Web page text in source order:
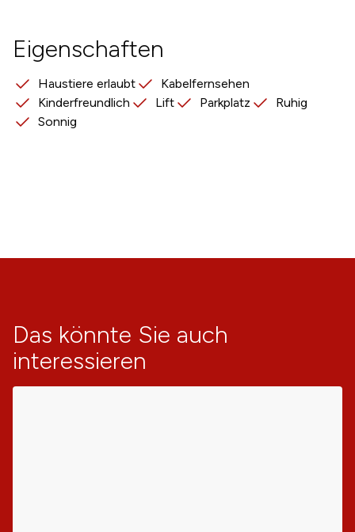
Eigenschaften
Haustiere erlaubt
Kabelfernsehen
Kinderfreundlich
Lift Parkplatz
Ruhig
Sonnig
Das könnte Sie auch
interessieren